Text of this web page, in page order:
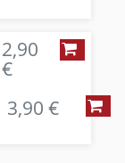
2,90
€
3,90 €